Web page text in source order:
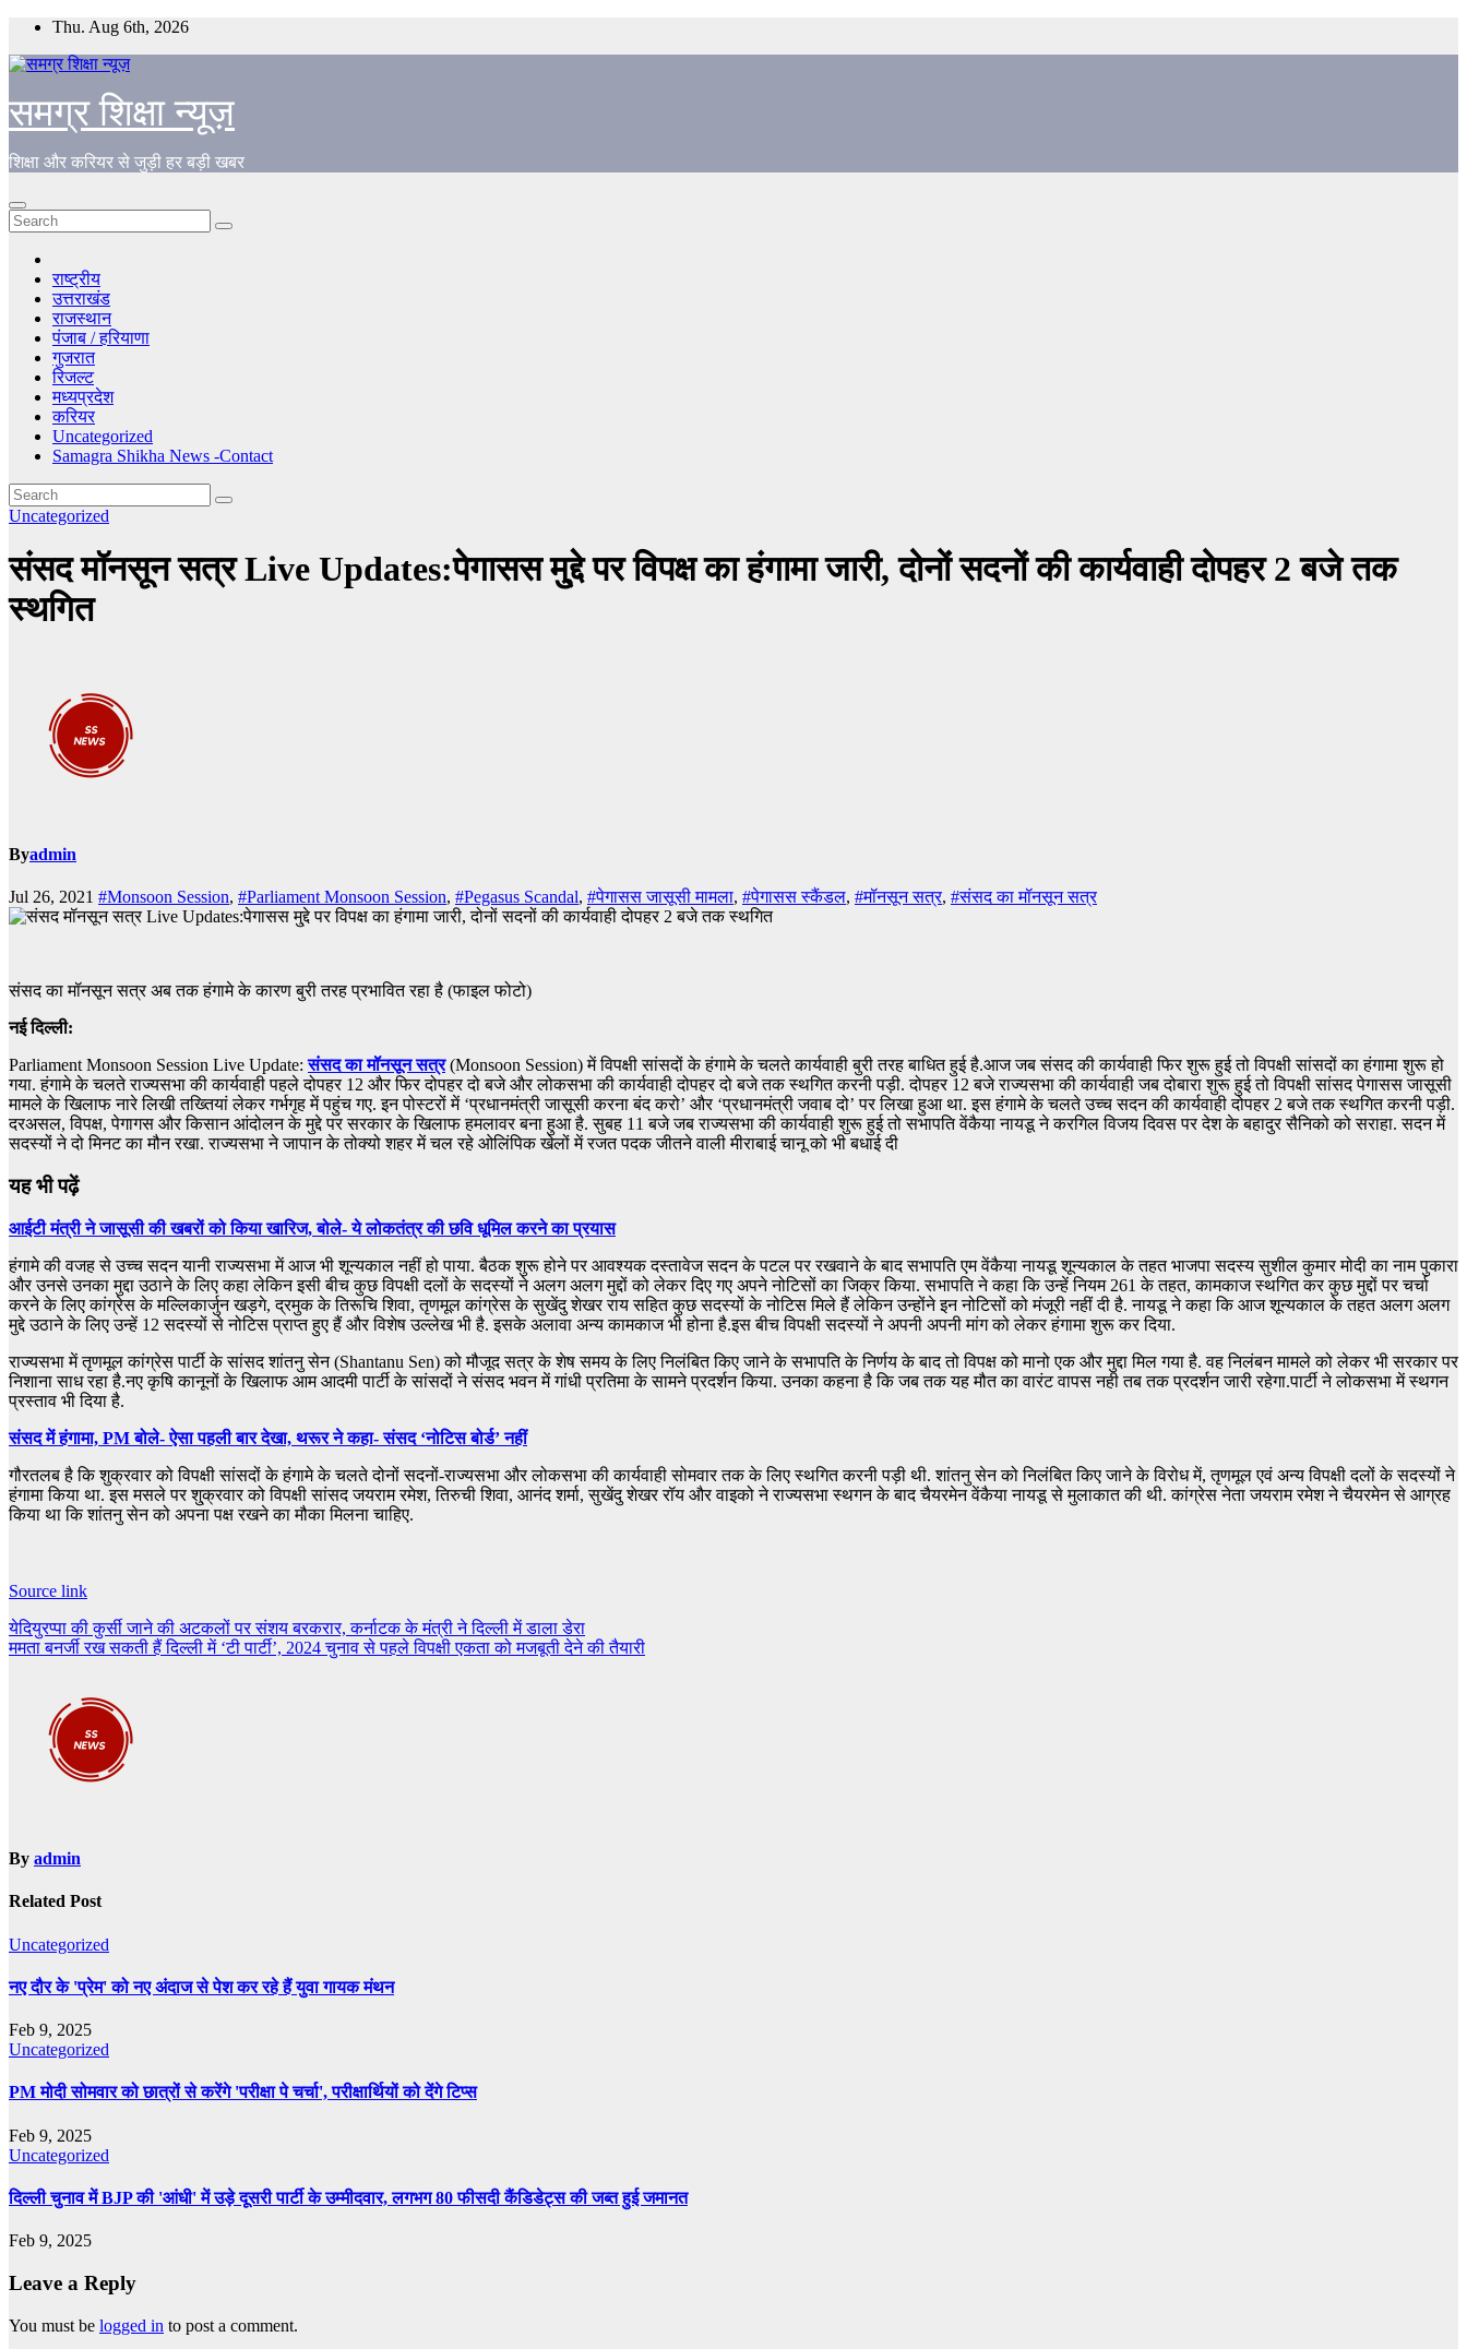
Skip
content
Thu. Aug 6th, 2026
समग्र शिक्षा न्यूज़
शिक्षा और करियर से जुड़ी हर बड़ी खबर
राष्ट्रीय
उत्तराखंड
राजस्थान
पंजाब / हरियाणा
गुजरात
रिजल्ट
मध्यप्रदेश
करियर
Uncategorized
Samagra Shikha News -Contact
Uncategorized
संसद मॉनसून सत्र Live Updates:पेगासस मु्द्दे पर विपक्ष का हंगामा जारी, दोनों सदनों की कार्यवाही दोपहर 2 बजे तक
स्‍थगित
Byadmin
Jul 26, 2021 #Monsoon Session, #Parliament Monsoon Session, #Pegasus Scandal, #पेगासस जासूसी मामला, #पेगासस स्‍कैंडल, #मॉनसून सत्र, #संसद का मॉनसून सत्र
संसद का मॉनसून सत्र अब तक हंगामे के कारण बुरी तरह प्रभावित रहा है (फाइल फोटो)
नई दिल्ली:
Parliament Monsoon Session Live Update:संसद का मॉनसून सत्र(Monsoon Session) में विपक्षी सांसदों के हंगामे के चलते कार्यवाही बुरी तरह बाधित हुई है.आज जब संसद की कार्यवाही फिर शुरू हुई तो विपक्षी सांसदों का हंगामा शुरू हो
गया. हंगामे के चलते राज्‍यसभा की कार्यवाही पहले दोपहर 12 और फिर दोपहर दो बजे और लोकसभा की कार्यवाही दोपहर दो बजे तक स्‍थगित करनी पड़ी. दोपहर 12 बजे राज्‍यसभा की कार्यवाही जब दोबारा शुरू हुई तो विपक्षी सांसद पेगासस जासूसी
मामले के खिलाफ नारे लिखी तख्तियां लेकर गर्भगृह में पहुंच गए. इन पोस्‍टरों में ‘प्रधानमंत्री जासूसी करना बंद करो’ और ‘प्रधानमंत्री जवाब दो’ पर लिखा हुआ था. इस हंगामे के चलते उच्‍च सदन की कार्यवाही दोपहर 2 बजे तक स्‍थगित करनी पड़ी.
दरअसल, विपक्ष, पेगागस और किसान आंदोलन के मुद्दे पर सरकार के खिलाफ हमलावर बना हुआ है. सुबह 11 बजे जब राज्‍यसभा की कार्यवाही शुरू हुई तो सभापति वेंकैया नायडू ने करगिल विजय दिवस पर देश के बहादुर सैनिको को सराहा. सदन में
सदस्‍यों ने दो मिनट का मौन रखा. राज्यसभा ने जापान के तोक्यो शहर में चल रहे ओलिंपिक खेलों में रजत पदक जीतने वाली मीराबाई चानू को भी बधाई दी
यह भी पढ़ें
आईटी मंत्री ने जासूसी की खबरों को किया खारिज, बोले- ये लोकतंत्र की छवि धूमिल करने का प्रयास
हंगामे की वजह से उच्च सदन यानी राज्‍यसभा में आज भी शून्यकाल नहीं हो पाया. बैठक शुरू होने पर आवश्यक दस्तावेज सदन के पटल पर रखवाने के बाद सभापति एम वेंकैया नायडू शून्यकाल के तहत भाजपा सदस्य सुशील कुमार मोदी का नाम पुकारा
और उनसे उनका मुद्दा उठाने के लिए कहा लेकिन इसी बीच कुछ विपक्षी दलों के सदस्यों ने अलग अलग मुद्दों को लेकर दिए गए अपने नोटिसों का जिक्र किया. सभापति ने कहा कि उन्हें नियम 261 के तहत, कामकाज स्थगित कर कुछ मुद्दों पर चर्चा
करने के लिए कांग्रेस के मल्लिकार्जुन खड़गे, द्रमुक के तिरूचि शिवा, तृणमूल कांग्रेस के सुखेंदु शेखर राय सहित कुछ सदस्यों के नोटिस मिले हैं लेकिन उन्होंने इन नोटिसों को मंजूरी नहीं दी है. नायडू ने कहा कि आज शून्यकाल के तहत अलग अलग
मुद्दे उठाने के लिए उन्हें 12 सदस्यों से नोटिस प्राप्त हुए हैं और विशेष उल्लेख भी है. इसके अलावा अन्य कामकाज भी होना है.इस बीच विपक्षी सदस्यों ने अपनी अपनी मांग को लेकर हंगामा शुरू कर दिया.
राज्‍यसभा में तृणमूल कांग्रेस पार्टी के सांसद शांतनु सेन (Shantanu Sen) को मौजूद सत्र के शेष समय के लिए निलंबित किए जाने के सभापति के निर्णय के बाद तो विपक्ष को मानो एक और मुद्दा मिल गया है. वह निलंबन मामले को लेकर भी सरकार पर
निशाना साध रहा है.नए कृषि कानूनों के खिलाफ आम आदमी पार्टी के सांसदों ने संसद भवन में गांधी प्रतिमा के सामने प्रदर्शन किया. उनका कहना है कि जब तक यह मौत का वारंट वापस नही तब तक प्रदर्शन जारी रहेगा.पार्टी ने लोकसभा में स्थगन
प्रस्ताव भी दिया है.
संसद में हंगामा, PM बोले- ऐसा पहली बार देखा, थरूर ने कहा- संसद ‘नोटिस बोर्ड’ नहीं
गौरतलब है कि शुक्रवार को विपक्षी सांसदों के हंगामे के चलते दोनों सदनों-राज्‍यसभा और लोकसभा की कार्यवाही सोमवार तक के लिए स्‍थगित करनी पड़ी थी. शांतनु सेन को निलंबित किए जाने के विरोध में, तृणमूल एवं अन्य विपक्षी दलों के सदस्यों ने
हंगामा किया था. इस मसले पर शु्क्रवार को विपक्षी सांसद जयराम रमेश, तिरुची शिवा, आनंद शर्मा, सुखेंदु शेखर रॉय और वाइको ने राज्यसभा स्थगन के बाद चैयरमेन वेंकैया नायडू से मुलाकात की थी. कांग्रेस नेता जयराम रमेश ने चैयरमेन से आग्रह
किया था कि शांतनु सेन को अपना पक्ष रखने का मौका मिलना चाहिए.
Source link
Post
navigation
येदियुरप्पा की कुर्सी जाने की अटकलों पर संशय बरकरार, कर्नाटक के मंत्री ने दिल्ली में डाला डेरा
ममता बनर्जी रख सकती हैं दिल्ली में ‘टी पार्टी’, 2024 चुनाव से पहले विपक्षी एकता को मजबूती देने की तैयारी
By admin
Related Post
Uncategorized
नए दौर के 'प्रेम' को नए अंदाज से पेश कर रहे हैं युवा गायक मंथन
Feb 9, 2025
Uncategorized
PM मोदी सोमवार को छात्रों से करेंगे 'परीक्षा पे चर्चा', परीक्षार्थियों को देंगे टिप्स
Feb 9, 2025
Uncategorized
दिल्ली चुनाव में BJP की 'आंधी' में उड़े दूसरी पार्टी के उम्मीदवार, लगभग 80 फीसदी कैंडिडेट्स की जब्त हुई जमानत
Feb 9, 2025
Leave a Reply
You must be logged in to post a comment.